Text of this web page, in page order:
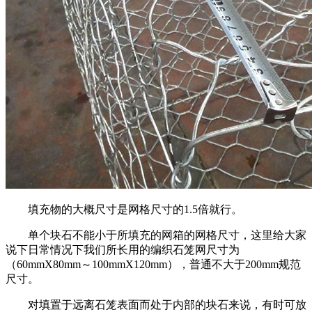
填充物的大概尺寸是网格尺寸的1.5倍就行。
单个块石不能小于所填充的网箱的网格尺寸，这里给大家
说下日常情况下我们所长用的编织石笼网尺寸为
（60mmX80mm～100mmX120mm），普通不大于200mm规范
尺寸。
对填置于远离石笼表面而处于内部的块石来说，有时可放